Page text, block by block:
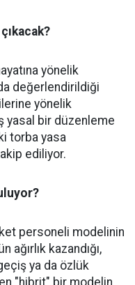
yönelik
değerlendirildiği
yönelik
yasal bir düzenleme
torba yasa
ediliyor.
personeli modelinin
kazandığı,
ya da özlük
"hibrit" bir modelin